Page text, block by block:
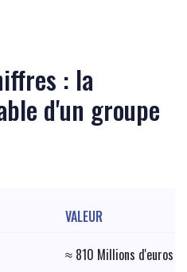
: la
d'un groupe
VALEUR
≈ 810 Millions d'euros